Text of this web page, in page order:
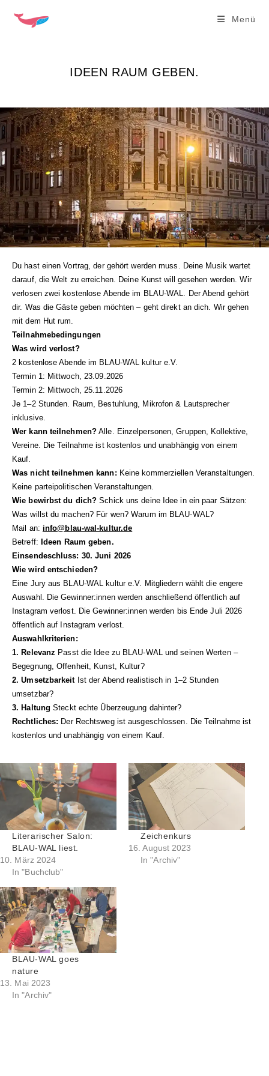
Inhalt
Menü
IDEEN RAUM GEBEN.
Du hast einen Vortrag, der gehört werden muss. Deine Musik wartet
darauf, die Welt zu erreichen. Deine Kunst will gesehen ­werden. Wir
verlosen zwei kostenlose Abende im BLAU-WAL. Der Abend gehört
dir. Was die Gäste geben möchten – geht direkt an dich. Wir gehen
mit dem Hut rum.
Teilnahmebedingungen
Was wird verlost?
2 kostenlose Abende im BLAU-WAL kultur e.V.
Termin 1: Mittwoch, 23.09.2026
Termin 2: Mittwoch, 25.11.2026
Je 1–2 Stunden. Raum, Bestuhlung, Mikrofon & Lautsprecher
inklusive.
Wer kann teilnehmen? Alle. Einzelpersonen, Gruppen, Kollektive,
Vereine. Die Teilnahme ist kostenlos und unabhängig von einem
Kauf.
Was nicht teilnehmen kann: Keine kommerziellen Veranstaltungen.
Keine parteipolitischen Veranstaltungen.
Wie bewirbst du dich? Schick uns deine Idee in ein paar Sätzen:
Was willst du machen? Für wen? Warum im BLAU-WAL?
Mail an: info@blau-wal-kultur.de
Betreff: Ideen Raum geben.
Einsendeschluss: 30. Juni 2026
Wie wird entschieden?
Eine Jury aus BLAU-WAL kultur e.V. Mitgliedern wählt die engere
Auswahl. Die Gewinner:innen werden anschließend öffentlich auf
Instagram verlost. Die Gewinner:innen werden bis Ende Juli 2026
öffentlich auf Instagram verlost.
Auswahlkriterien:
1. Relevanz Passt die Idee zu BLAU-WAL und seinen Werten –
Begegnung, Offenheit, Kunst, Kultur?
2. UmsetzbarkeitIst der Abend realistisch in 1–2 Stunden
umsetzbar?
3. Haltung Steckt echte Überzeugung dahinter?
Rechtliches: Der Rechtsweg ist ausgeschlossen. Die Teilnahme ist
kostenlos und unabhängig von einem Kauf.
Literarischer Salon:
BLAU-WAL liest.
10. März 2024
In "Buchclub"
Zeichenkurs
16. August 2023
In "Archiv"
BLAU-WAL goes
nature
13. Mai 2023
In "Archiv"